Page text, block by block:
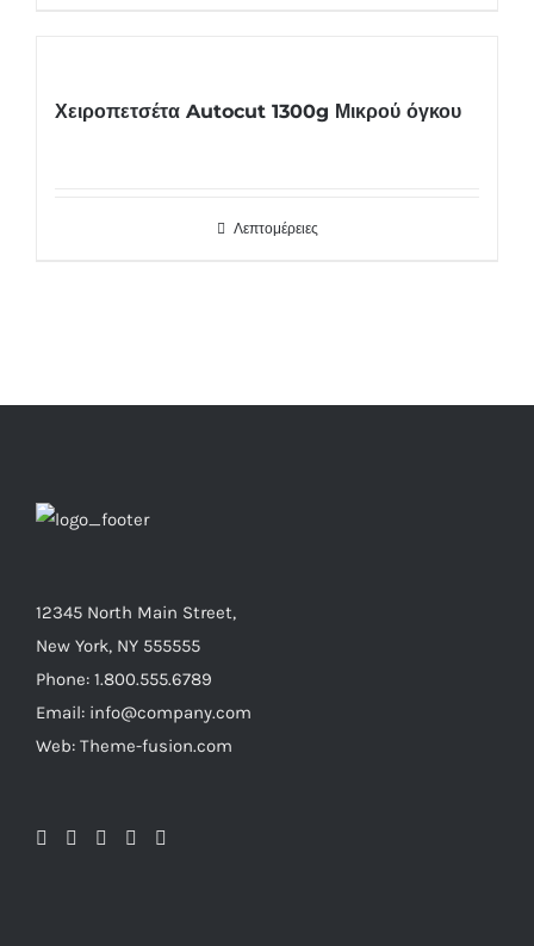
Χειροπετσέτα Autocut 1300g Μικρού όγκου
Λεπτομέρειες
12345 North Main Street,
New York, NY 555555
Phone: 1.800.555.6789
Email: info@company.com
Web: Theme-fusion.com